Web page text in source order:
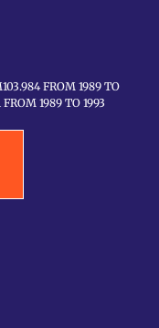
FROM 1989 TO
1989 TO 1993